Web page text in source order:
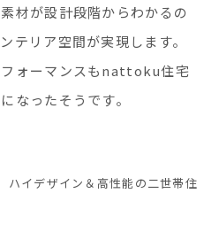
材が設計段階からわかるの
テリア空間が実現します。
ォーマンスもnattoku住宅
なったそうです。